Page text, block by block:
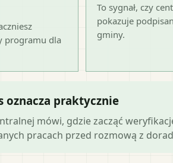
programu dla
To sygnał, czy
pokazuje
gminy.
oznacza praktycznie
mówi, gdzie zacząć
pracach przed rozmową z